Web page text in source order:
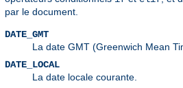
par le document.
DATE_GMT
La date GMT (Greenwich Mean
DATE_LOCAL
La date locale courante.